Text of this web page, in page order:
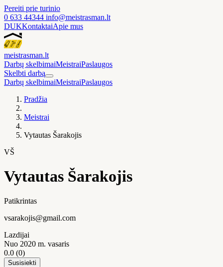
Pereiti prie turinio
0 633 44344 info@meistrasman.lt
DUKKontaktaiApie mus
meistrasman.lt
Darbų skelbimaiMeistraiPaslaugos
Skelbti darbą
Darbų skelbimaiMeistraiPaslaugos
Pradžia
Meistrai
Vytautas Šarakojis
VŠ
Vytautas Šarakojis
Patikrintas
vsarakojis@gmail.com
Lazdijai
Nuo 2020 m. vasaris
0.0 (0)
Susisiekti